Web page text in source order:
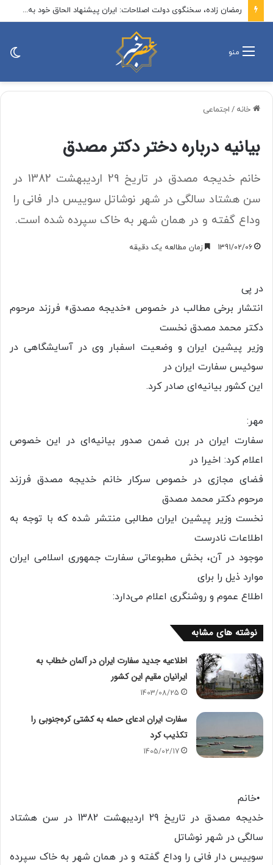
رمضان زاده، سخنگوی دولت اصلاحات: ایران پیشنهاد الحاق خود به توافق مکه را مطرح کند / الان زمان پیشنهاد یک پیمان منطقه‌ای بدون اسرائیل است
منو
خانه / اجتماعی
بیانیه درباره دختر دکتر مصدق
خانم خدیجه مصدق در تاریخ 29 اردیبهشت 1382 در
سن هشتاد سالگی در شهر نوشاتل سوییس دار فانی را
وداع گفته و در همان شهر به خاک سپرده شده است.
1391/02/06 زمان مطالعه یک دقیقه
در پی
انتشار برخی مطالب در خصوص «خدیجه مصدق» فرزند مرحوم
دکتر محمد مصدق نخست
وزیر پیشین ایران و وضعیت اسفبار وی در آسایشگاهی در
سوئیس سفارت ایران در
این کشور بیانیه‌ای صادر کرد.
مهر:
سفارت ایران در برن ضمن صدور بیانیه‌ای در این خصوص
اعلام کرد: اخیرا در
فضای مجازی در خصوص سرکار خانم خدیجه مصدق فرزند
مرحوم دکتر محمد مصدق
نخست وزیر پیشین ایران مطالبی منتشر شده که با توجه به
اطلاعات نادرست
موجود در آن، بخش مطبوعاتی سفارت جمهوری اسلامی ایران
موارد ذیل را برای
اطلاع عموم و روشنگری اعلام می‌دارد:
نوشته های مشابه
اطلاعیه جدید سفارت ایران در آلمان خطاب به
ایرانیان مقیم این کشور
1403/08/25
سفارت ایران ادعای حمله به کشتی کره‌جنوبی را
تکذیب کرد
1405/02/17
•خانم
خدیجه مصدق در تاریخ 29 اردیبهشت 1382 در سن هشتاد
سالگی در شهر نوشاتل
سوییس دار فانی را وداع گفته و در همان شهر به خاک سپرده